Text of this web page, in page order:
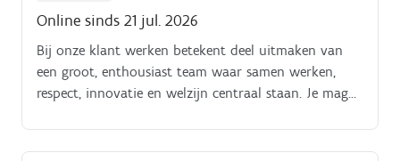
Online sinds 21 jul. 2026
Bij onze klant werken betekent deel uitmaken van
een groot, enthousiast team waar samen werken,
respect, innovatie en welzijn centraal staan. Je mag